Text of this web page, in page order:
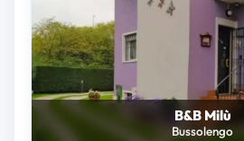
B&B Milù
Bussolengo